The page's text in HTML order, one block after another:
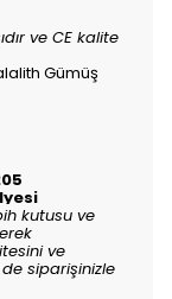
ve CE kalite
Gümüş
kutusu ve
ve
siparişinizle